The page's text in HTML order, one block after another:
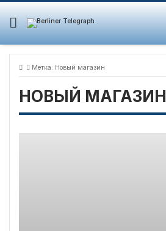
Skip
content
Метка: Новый магазин
НОВЫЙ МАГАЗИН